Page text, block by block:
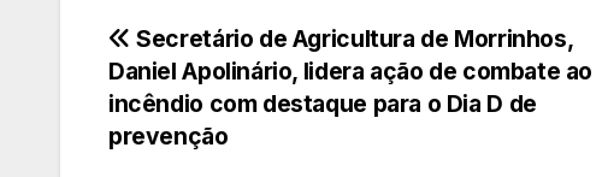
Navegação
de
Post
Secretário de Agricultura de Morrinhos,
Daniel Apolinário, lidera ação de combate ao
incêndio com destaque para o Dia D de
prevenção